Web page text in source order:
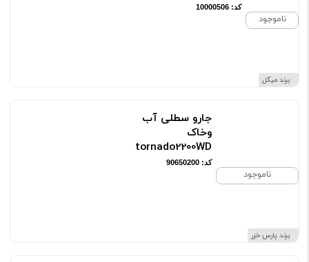
ناموجود
برند میگل
کد: 10000506
ناموجود
برند پارس خزر
جارو سطلی آب
وخاک
tornado2200WD
کد: 90650200